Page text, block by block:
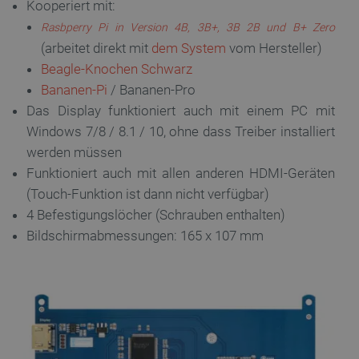
Kooperiert mit:
Rasbperry Pi in Version 4B, 3B+, 3B 2B und B+ Zero
(arbeitet direkt mit dem System vom Hersteller)
Beagle-Knochen Schwarz
Bananen-Pi / Bananen-Pro
Das Display funktioniert auch mit einem PC mit
Windows 7/8 / 8.1 / 10, ohne dass Treiber installiert
werden müssen
Funktioniert auch mit allen anderen HDMI-Geräten
(Touch-Funktion ist dann nicht verfügbar)
4 Befestigungslöcher (Schrauben enthalten)
Bildschirmabmessungen: 165 x 107 mm
Name
Domäne
VISITOR_PRIVACY_METADATA
YouTube
critAccountId